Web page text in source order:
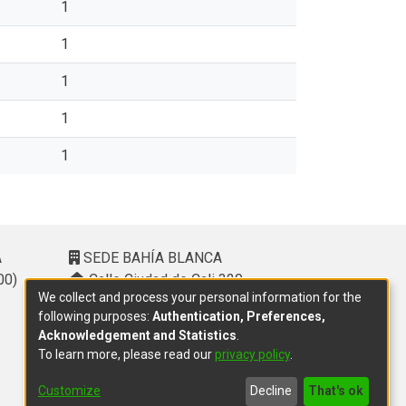
1
1
1
1
1
SEDE BAHÍA BLANCA
Calle Ciudad de Cali 320 –
(8000). Universidad Provincial del
Sudoeste (UPSO)
(291) 459 2550, interno 147
10.00 h a 14.00 h
delegacion.bahia@cic.gba.gob.ar
We collect and process your personal information for the
following purposes: Authentication, Preferences,
Acknowledgement and Statistics
To learn more, please read ourprivacy policy.
Customize Decline That's ok